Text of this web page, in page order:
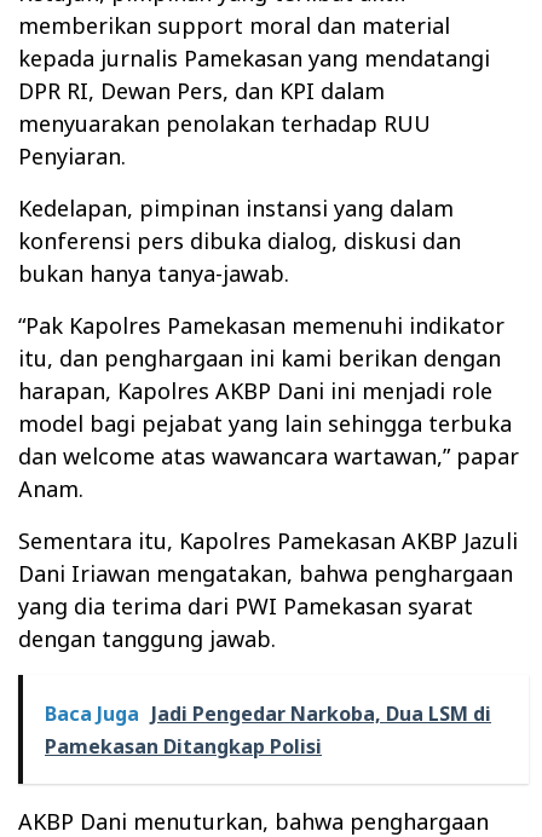
memberikan support moral dan material
kepada jurnalis Pamekasan yang mendatangi
DPR RI, Dewan Pers, dan KPI dalam
menyuarakan penolakan terhadap RUU
Penyiaran.
Kedelapan, pimpinan instansi yang dalam
konferensi pers dibuka dialog, diskusi dan
bukan hanya tanya-jawab.
“Pak Kapolres Pamekasan memenuhi indikator
itu, dan penghargaan ini kami berikan dengan
harapan, Kapolres AKBP Dani ini menjadi role
model bagi pejabat yang lain sehingga terbuka
dan welcome atas wawancara wartawan,” papar
Anam.
Sementara itu, Kapolres Pamekasan AKBP Jazuli
Dani Iriawan mengatakan, bahwa penghargaan
yang dia terima dari PWI Pamekasan syarat
dengan tanggung jawab.
Baca Juga Jadi Pengedar Narkoba, Dua LSM di
Pamekasan Ditangkap Polisi
AKBP Dani menuturkan, bahwa penghargaan